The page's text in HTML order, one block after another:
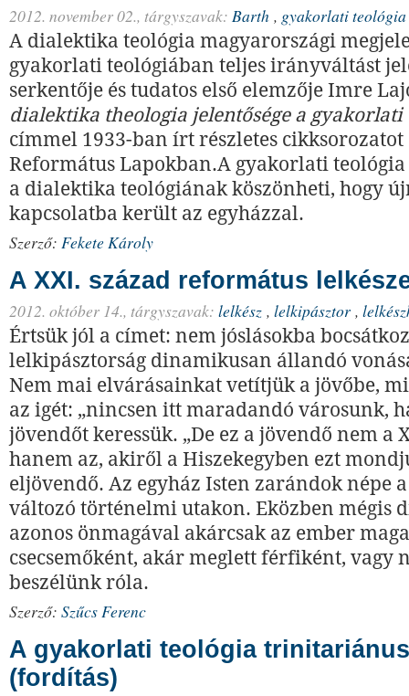
2012. november 02., tárgyszavak: Barth , gyakorlati teológia
A dialektika teológia magyarországi
gyakorlati teológiában teljes irányváltást
serkentője és tudatos első elemzője Imre
dialektika theologia jelentősége a gyakorlati
címmel 1933-ban írt részletes cikksorozatot
Református Lapokban.A gyakorlati
a dialektika teológiának köszönheti, hogy
kapcsolatba került az egyházzal.
Szerző: Fekete Károly
A XXI. század református
2012. október 14., tárgyszavak: lelkész , lelkipásztor ,
Értsük jól a címet: nem jóslásokba
lelkipásztorság dinamikusan állandó
Nem mai elvárásainkat vetítjük a jövőbe,
az igét: „nincsen itt maradandó városunk,
jövendőt keressük. „De ez a jövendő nem a
hanem az, akiről a Hiszekegyben ezt
eljövendő. Az egyház Isten zarándok népe
változó történelmi utakon. Eközben mégis
azonos önmagával akárcsak az ember
csecsemőként, akár meglett férfiként, vagy
beszélünk róla.
Szerző: Szűcs Ferenc
A gyakorlati teológia
(fordítás)